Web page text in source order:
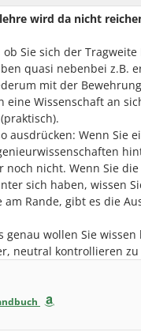
wird da nicht
Sie sich der Tragweite
quasi nebenbei z.B.
mit der
eine Wissenschaft an
ausdrücken: Wenn Sie
noch nicht. Wenn Sie
sich haben, wissen
am Rande, gibt es die
genau wollen Sie
neutral kontrollieren zu